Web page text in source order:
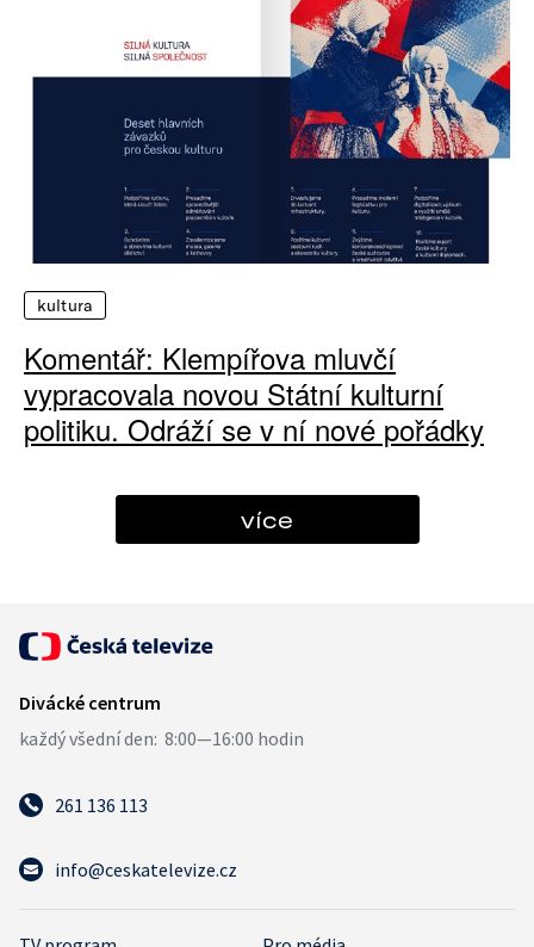
kultura
Komentář: Klempířova mluvčí
vypracovala novou Státní kulturní
politiku. Odráží se v ní nové pořádky
více
261 136 113
info@ceskatelevize.cz